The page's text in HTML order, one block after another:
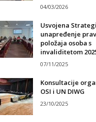
04/03/2026
Usvojena
unapređenje
položaja osoba s
invaliditetom
07/11/2025
Konsultacije
OSI i UN DIWG
23/10/2025